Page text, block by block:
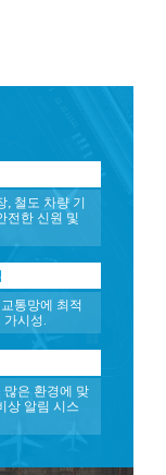
, 철도 차량 기
전한 신원 및
통망에 최적
시성.
많은 환경에 맞
상 알림 시스